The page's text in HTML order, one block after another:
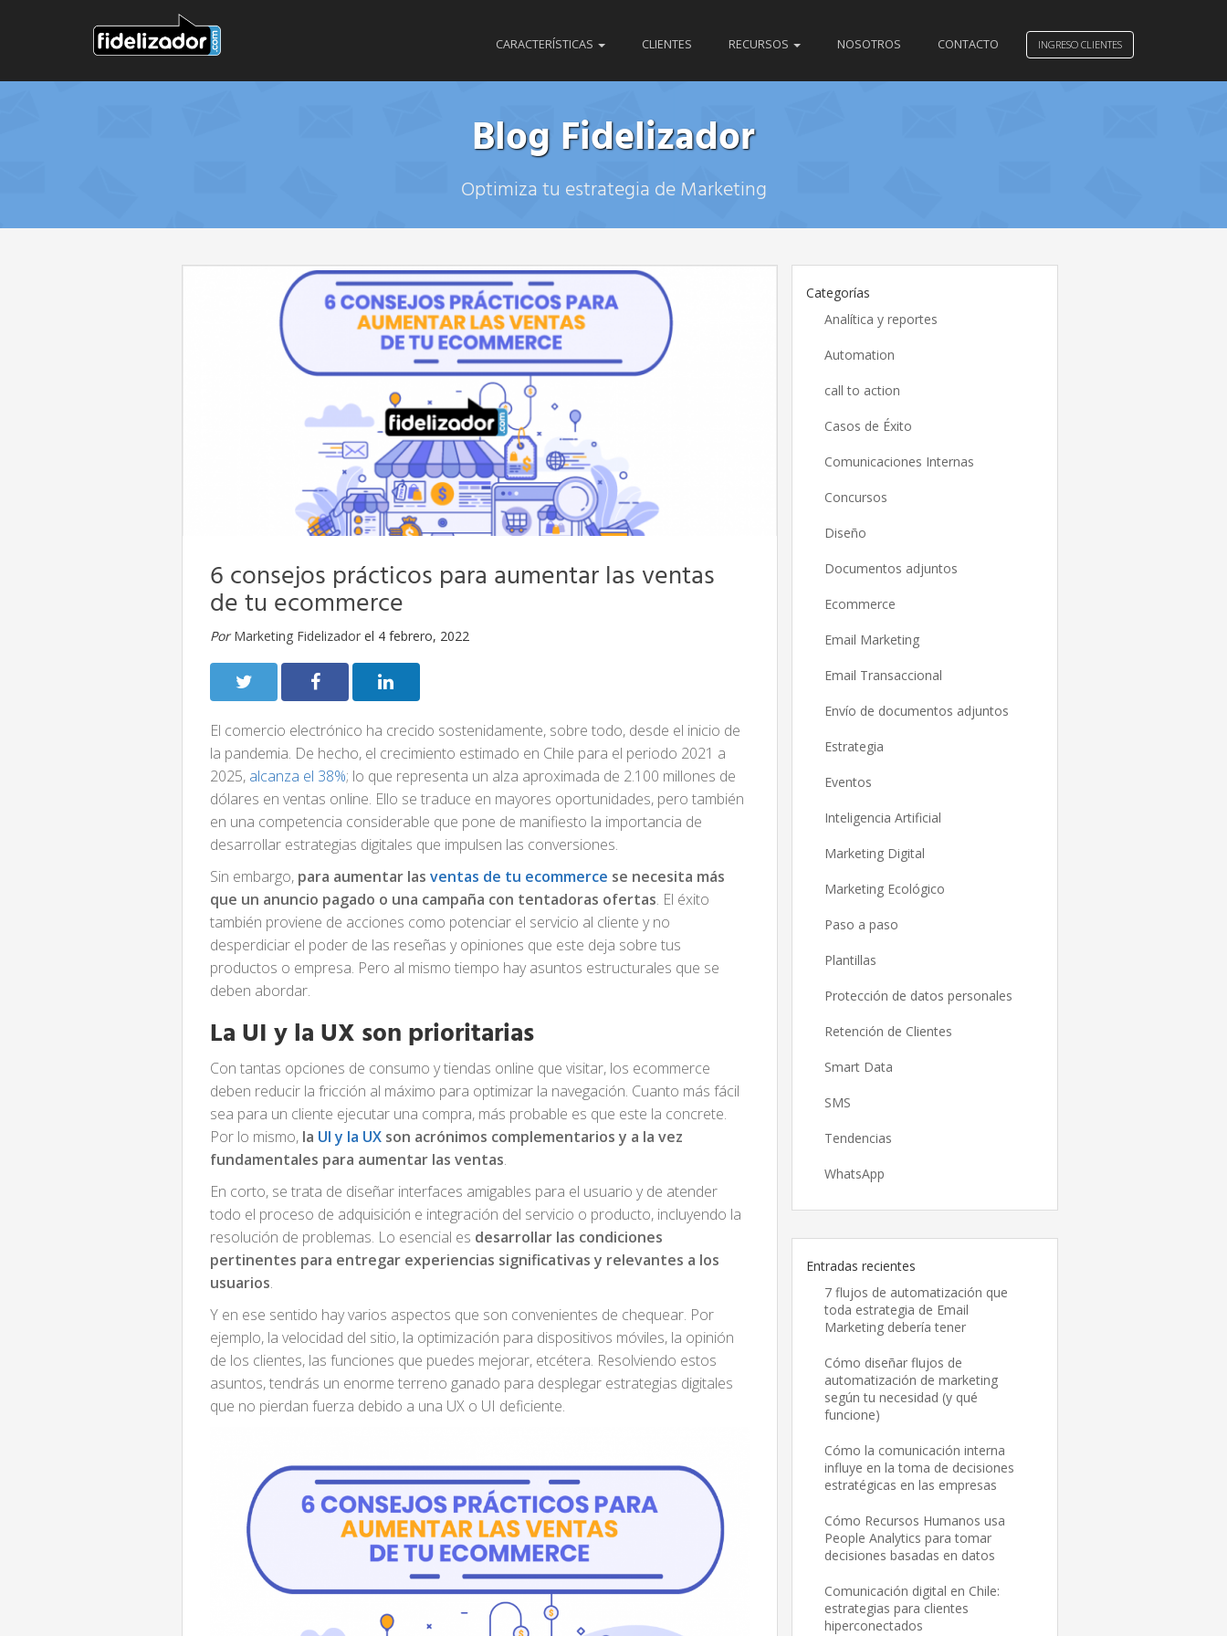
INGRESO CLIENTES
CARACTERÍSTICAS CLIENTES RECURSOS NOSOTROS CONTACTO
Blog Fidelizador
Optimiza tu estrategia de Marketing
6 consejos prácticos para aumentar las ventas
de tu ecommerce
Por Marketing Fidelizador el 4 febrero, 2022
El comercio electrónico ha crecido sostenidamente, sobre todo, desde el inicio de
la pandemia. De hecho, el crecimiento estimado en Chile para el periodo 2021 a
2025, alcanza el 38%; lo que representa un alza aproximada de 2.100 millones de
dólares en ventas online. Ello se traduce en mayores oportunidades, pero también
en una competencia considerable que pone de manifiesto la importancia de
desarrollar estrategias digitales que impulsen las conversiones.
Sin embargo, para aumentar lasventas de tu ecommerce se necesita más
que un anuncio pagado o una campaña con tentadoras ofertas. El éxito
también proviene de acciones como potenciar el servicio al cliente y no
desperdiciar el poder de las reseñas y opiniones que este deja sobre tus
productos o empresa. Pero al mismo tiempo hay asuntos estructurales que se
deben abordar.
La UI y la UX son prioritarias
Con tantas opciones de consumo y tiendas online que visitar, los ecommerce
deben reducir la fricción al máximo para optimizar la navegación. Cuanto más fácil
sea para un cliente ejecutar una compra, más probable es que este la concrete.
Por lo mismo, la UI y la UX son acrónimos complementarios y a la vez
fundamentales para aumentar las ventas.
En corto, se trata de diseñar interfaces amigables para el usuario y de atender
todo el proceso de adquisición e integración del servicio o producto, incluyendo la
resolución de problemas. Lo esencial es desarrollar las condiciones
pertinentes para entregar experiencias significativas y relevantes a los
usuarios.
Y en ese sentido hay varios aspectos que son convenientes de chequear. Por
ejemplo, la velocidad del sitio, la optimización para dispositivos móviles, la opinión
de los clientes, las funciones que puedes mejorar, etcétera. Resolviendo estos
asuntos, tendrás un enorme terreno ganado para desplegar estrategias digitales
que no pierdan fuerza debido a una UX o UI deficiente.
Categorías
Analítica y reportes
Automation
call to action
Casos de Éxito
Comunicaciones Internas
Concursos
Diseño
Documentos adjuntos
Ecommerce
Email Marketing
Email Transaccional
Envío de documentos adjuntos
Estrategia
Eventos
Inteligencia Artificial
Marketing Digital
Marketing Ecológico
Paso a paso
Plantillas
Protección de datos personales
Retención de Clientes
Smart Data
SMS
Tendencias
WhatsApp
Entradas recientes
7 flujos de automatización que
toda estrategia de Email
Marketing debería tener
Cómo diseñar flujos de
automatización de marketing
según tu necesidad (y qué
funcione)
Cómo la comunicación interna
influye en la toma de decisiones
estratégicas en las empresas
Cómo Recursos Humanos usa
People Analytics para tomar
decisiones basadas en datos
Comunicación digital en Chile:
estrategias para clientes
hiperconectados